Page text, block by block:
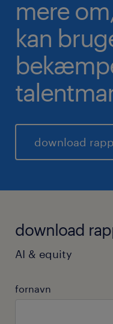
mere
kan
download
download
AI & equity
fornavn